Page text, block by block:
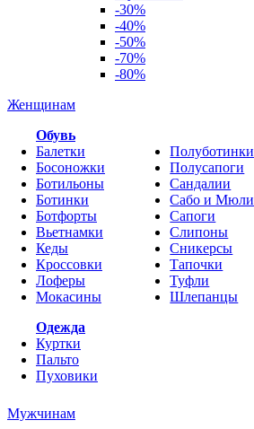
-30%
-40%
-50%
-70%
-80%
Женщинам
Обувь
Балетки
Босоножки
Ботильоны
Ботинки
Ботфорты
Вьетнамки
Кеды
Кроссовки
Лоферы
Мокасины
Полуботинки
Полусапоги
Сандалии
Сабо и Мюли
Сапоги
Слипоны
Сникерсы
Тапочки
Туфли
Шлепанцы
Одежда
Куртки
Пальто
Пуховики
Мужчинам